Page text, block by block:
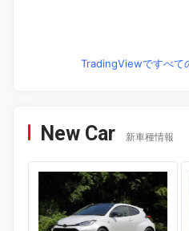
TradingViewですべて
New Car 新車種情報